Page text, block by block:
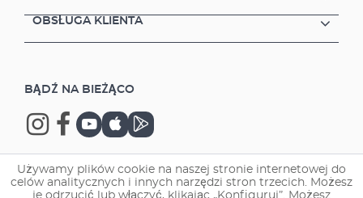
OBSŁUGA KLIENTA
BĄDŹ NA BIEŻĄCO
Copyright © 2026 EHEIM GmbH & Co. KG.
Używamy plików cookie na naszej stronie internetowej do
celów analitycznych i innych narzędzi stron trzecich. Możesz
je odrzucić lub włączyć, klikając „Konfiguruj”. Możesz